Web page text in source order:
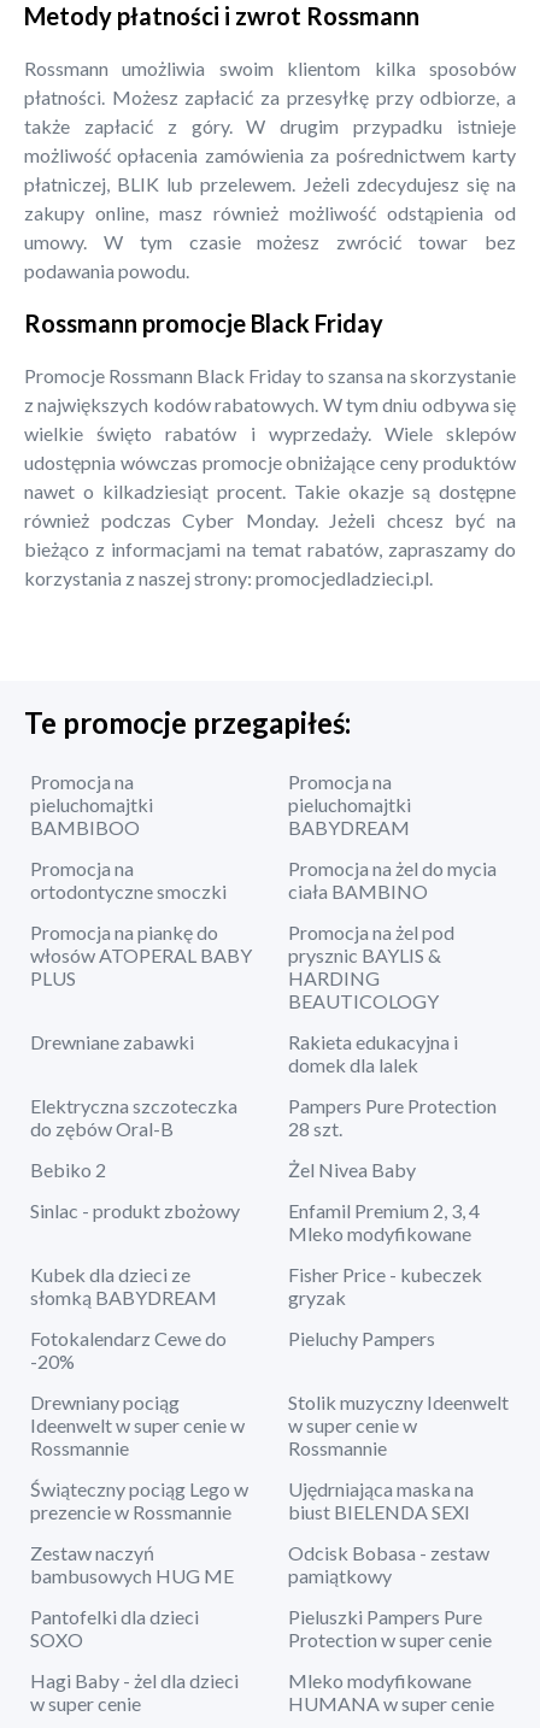
Metody płatności i zwrot Rossmann
Rossmann umożliwia swoim klientom kilka sposobów
płatności. Możesz zapłacić za przesyłkę przy odbiorze, a
także zapłacić z góry. W drugim przypadku istnieje
możliwość opłacenia zamówienia za pośrednictwem karty
płatniczej, BLIK lub przelewem. Jeżeli zdecydujesz się na
zakupy online, masz również możliwość odstąpienia od
umowy. W tym czasie możesz zwrócić towar bez
podawania powodu.
Rossmann promocje Black Friday
Promocje Rossmann Black Friday to szansa na skorzystanie
z największych kodów rabatowych. W tym dniu odbywa się
wielkie święto rabatów i wyprzedaży. Wiele sklepów
udostępnia wówczas promocje obniżające ceny produktów
nawet o kilkadziesiąt procent. Takie okazje są dostępne
również podczas Cyber Monday. Jeżeli chcesz być na
bieżąco z informacjami na temat rabatów, zapraszamy do
korzystania z naszej strony: promocjedladzieci.pl.
Te promocje przegapiłeś:
Promocja na
pieluchomajtki
BAMBIBOO
Promocja na
pieluchomajtki
BABYDREAM
Promocja na
ortodontyczne smoczki
Promocja na żel do mycia
ciała BAMBINO
Promocja na piankę do
włosów ATOPERAL BABY
PLUS
Promocja na żel pod
prysznic BAYLIS &
HARDING
BEAUTICOLOGY
Drewniane zabawki
Rakieta edukacyjna i
domek dla lalek
Elektryczna szczoteczka
do zębów Oral-B
Pampers Pure Protection
28 szt.
Bebiko 2
Żel Nivea Baby
Sinlac - produkt zbożowy
Enfamil Premium 2, 3, 4
Mleko modyfikowane
Kubek dla dzieci ze
słomką BABYDREAM
Fisher Price - kubeczek
gryzak
Fotokalendarz Cewe do
-20%
Pieluchy Pampers
Drewniany pociąg
Ideenwelt w super cenie w
Rossmannie
Stolik muzyczny Ideenwelt
w super cenie w
Rossmannie
Świąteczny pociąg Lego w
prezencie w Rossmannie
Ujędrniająca maska na
biust BIELENDA SEXI
Zestaw naczyń
bambusowych HUG ME
Odcisk Bobasa - zestaw
pamiątkowy
Pantofelki dla dzieci
SOXO
Pieluszki Pampers Pure
Protection w super cenie
Hagi Baby - żel dla dzieci
w super cenie
Mleko modyfikowane
HUMANA w super cenie